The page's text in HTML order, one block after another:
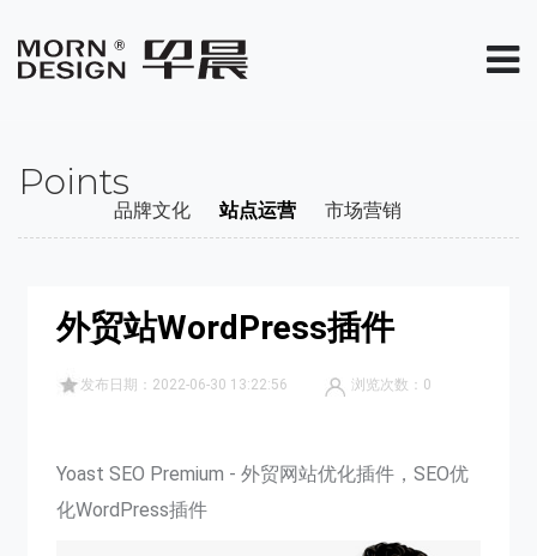
Points
品牌文化 站点运营 市场营销
外贸站WordPress插件
发布日期：2022-06-30 13:22:56 浏览次数： 0
Yoast SEO Premium - 外贸网站优化插件，SEO优
化WordPress插件